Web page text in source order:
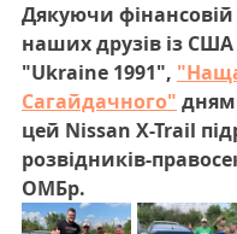
Дякуючи фінансовій
наших друзів із
"Ukraine 1991",
Сагайдачного"
цей Nissan X-Trail
розвідників-
ОМБр.